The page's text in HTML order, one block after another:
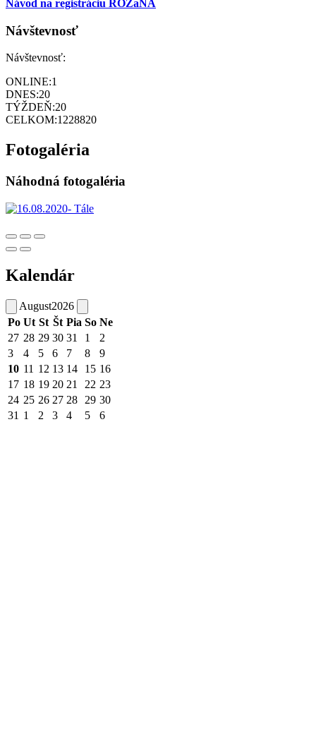
Návod na registráciu ROZaNA
Návštevnosť
Návštevnosť:
ONLINE:1
DNES:20
TÝŽDEŇ:20
CELKOM:1228820
Fotogaléria
Náhodná fotogaléria
Kalendár
August2026
Po Ut St Št Pia So Ne
27 28 29 30 31 1
2
3
4 5 6 7 8
9
10 11 12 13 14 15 16
17 18 19 20 21 22 23
24 25 26 27 28 29 30
31 1 2 3 4 5 6